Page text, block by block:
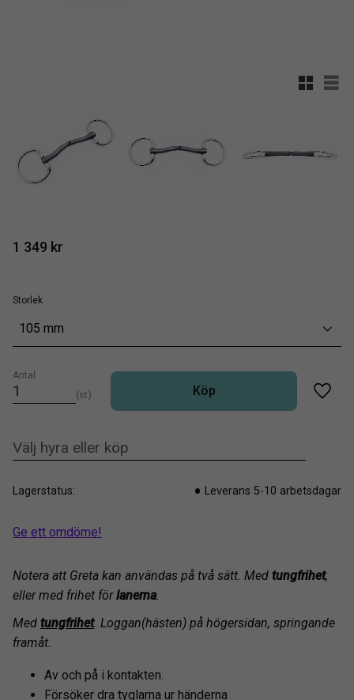
1 349 kr
Storlek
105 mm
Antal
st Köp
Lägg
Lagerstatus Leverans 5-10 arbetsdagar
Ge ett omdöme!
Notera att Greta kan användas på två sätt. Med tungfrihet,
eller med frihet förlanerna.
Med tungfrihet. Loggan(hästen) på högersidan, springande
framåt.
Av och på i kontakten.
Försöker dra tyglarna ur händerna